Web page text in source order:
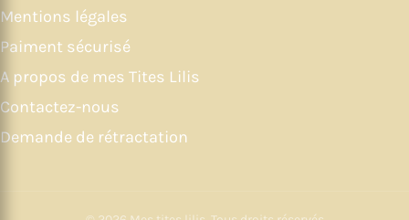
Mentions légales
Paiment sécurisé
A propos de mes Tites Lilis
Contactez-nous
Demande de rétractation